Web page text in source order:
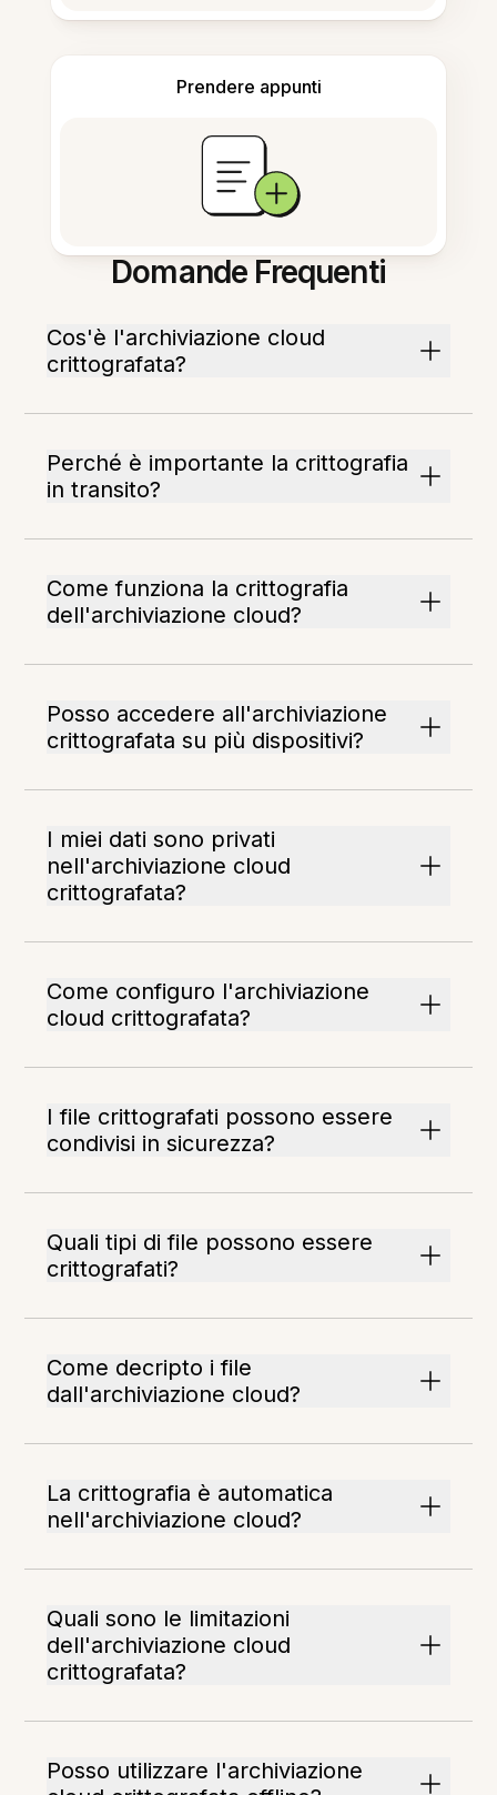
Prendere appunti
Domande Frequenti
Cos'è l'archiviazione cloud
crittografata?
Perché è importante la crittografia
in transito?
Come funziona la crittografia
dell'archiviazione cloud?
Posso accedere all'archiviazione
crittografata su più dispositivi?
I miei dati sono privati
nell'archiviazione cloud
crittografata?
Come configuro l'archiviazione
cloud crittografata?
I file crittografati possono essere
condivisi in sicurezza?
Quali tipi di file possono essere
crittografati?
Come decripto i file
dall'archiviazione cloud?
La crittografia è automatica
nell'archiviazione cloud?
Quali sono le limitazioni
dell'archiviazione cloud
crittografata?
Posso utilizzare l'archiviazione